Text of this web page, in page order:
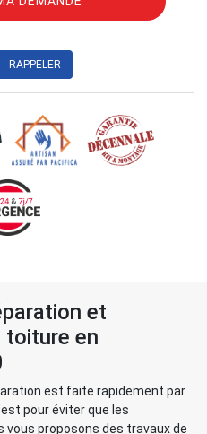
et
toiture en
est faite rapidement par
pour éviter que les
vous proposons des travaux de